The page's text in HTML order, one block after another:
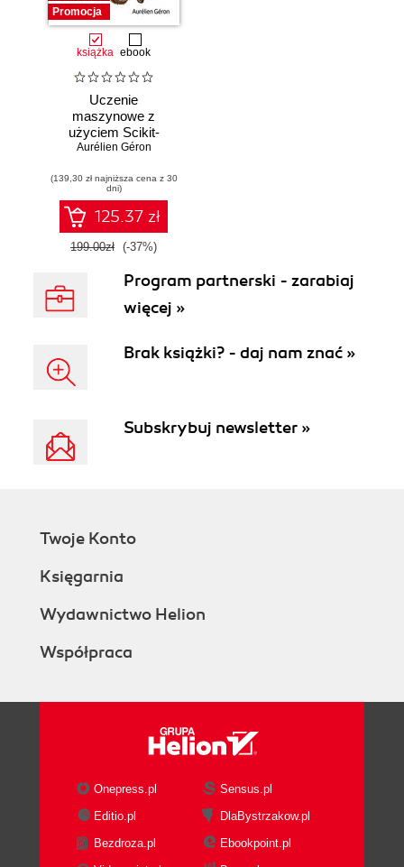
Promocja
książka ebook
Uczenie
maszynowe z
użyciem Scikit-
Learn i PyTorch.
narzędzia i techniki
umożliwiające
konstruowanie
inteligentnych
systemów
Aurélien Géron
(139,30 zł najniższa cena z 30
dni)
125.37 zł
199.00zł (-37%)
Program partnerski - zarabiaj
więcej »
Brak książki? - daj nam znać »
Subskrybuj newsletter »
Twoje Konto
Księgarnia
Wydawnictwo Helion
Współpraca
Onepress.pl
Sensus.pl
Editio.pl
DlaBystrzakow.pl
Bezdroza.pl
Ebookpoint.pl